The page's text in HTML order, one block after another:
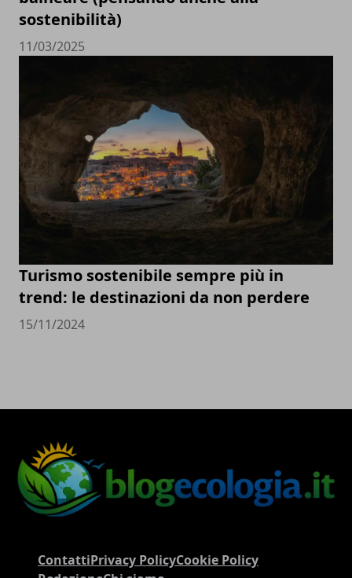
sostenibilità)
11/03/2025
Turismo sostenibile sempre più in
trend: le destinazioni da non perdere
15/11/2024
ContattiPrivacy PolicyCookie Policy